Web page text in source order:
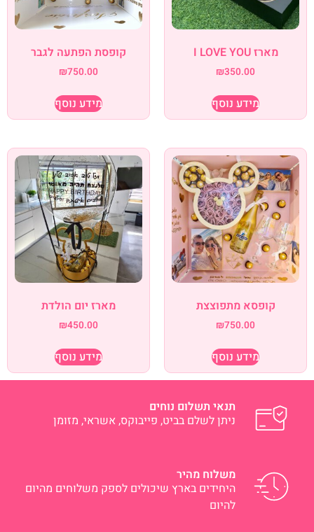
מארז I LOVE YOU
₪350.00
מידע נוסף
קופסת הפתעה לגבר
₪750.00
מידע נוסף
קופסא מתפוצצת
₪750.00
מידע נוסף
מארז יום הולדת
₪450.00
מידע נוסף
תנאי תשלום נוחים
ניתן לשלם בביט, פייבוקס, אשראי, מזומן
משלוח מהיר
היחידים בארץ שיכולים לספק משלוחים מהיום
להיום